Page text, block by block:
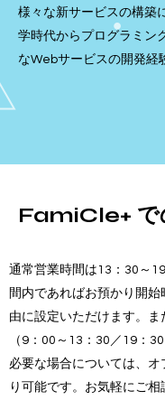
様々な新サービスの構築
学時代からプログラミン
なWebサービスの開発経
FamiCle+ で
通常営業時間は13：30～
間内であればお預かり開始
由に設定いただけます。
ま
（9：00～13：30／19：
必要な場合については、 オ
り可能です。お気軽にご相